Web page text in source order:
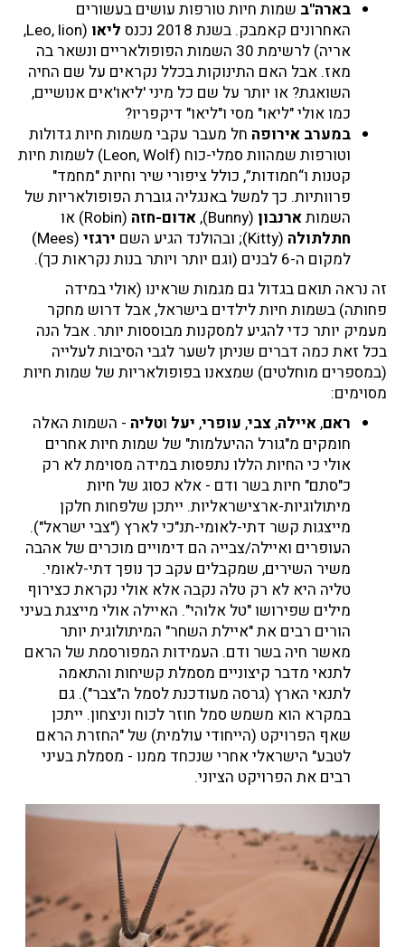
בארה"ב שמות חיות טורפות עושים בעשורים
האחרונים קאמבק. בשנת 2018 נכנס
ליאו
(Leo, lion,
אריה) לרשימת 30 השמות הפופולאריים ונשאר בה
מאז. אבל האם התינוקות בכלל נקראים על שם החיה
השואגת? או יותר על שם כל מיני 'ליאו'אים אנושיים,
כמו אולי "ליאו" מסי ו"ליאו" דיקפריו?
במערב אירופה חל מעבר עקבי משמות חיות גדולות
וטורפות שמהוות סמלי-כוח (Leon, Wolf) לשמות חיות
קטנות ו“חמודות”, כולל ציפורי שיר וחיות "מחמד"
פרוותיות. כך למשל באנגליה גוברת הפופולאריות של
השמותארנבון (Bunny), אדום-חזה (Robin) או
חתלתולה (Kitty); ובהולנד הגיע השם ירגזי
(Mees)
למקום ה-6 לבנים (וגם יותר ויותר בנות נקראות כך).
זה נראה תואם בגדול גם מגמות שראינו (אולי במידה
פחותה) בשמות חיות לילדים בישראל, אבל דרוש מחקר
מעמיק יותר כדי להגיע למסקנות מבוססות יותר. אבל הנה
בכל זאת כמה דברים שניתן לשער לגבי הסיבות לעלייה
(במספרים מוחלטים) שמצאנו בפופולאריות של שמות חיות
מסוימים:
ראם,איילה,צבי, עופרי, יעל וטליה - השמות האלה
חומקים מ"גורל ההיעלמות" של שמות חיות אחרים
אולי כי החיות הללו נתפסות במידה מסוימת לא רק
כ"סתם" חיות בשר ודם - אלא כסוג של חיות
מיתולוגיות-ארצישראליות. ייתכן שלפחות חלקן
מייצגות קשר דתי-לאומי-תנ"כי לארץ ("צבי ישראל").
העופרים ואיילה/צבייה הם דימויים מוכרים של אהבה
משיר השירים, שמקבלים עקב כך נופך דתי-לאומי.
טליה היא לא רק טלה נקבה אלא אולי נקראת כצירוף
מילים שפירושו "טל אלוהי". האיילה אולי מייצגת בעיני
הורים רבים את "איילת השחר" המיתולוגית יותר
מאשר חיה בשר ודם. העמידות המפורסמת של הראם
לתנאי מדבר קיצוניים מסמלת קשיחות והתאמה
לתנאי הארץ (גרסה מעודכנת לסמל ה"צבר"). גם
במקרא הוא משמש סמל חוזר לכוח וניצחון. ייתכן
שאף הפרויקט (הייחודי עולמית) של "החזרת הראם
לטבע" הישראלי אחרי שנכחד ממנו - מסמלת בעיני
רבים את הפרויקט הציוני.